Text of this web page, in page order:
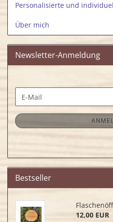
Personalisierte und
Über mich
Newsletter-Anmeldung
WEITER
ZUR
NEWSLETTER-
ANMELDUNG
E-
Mail
Bestseller
12,00 EUR